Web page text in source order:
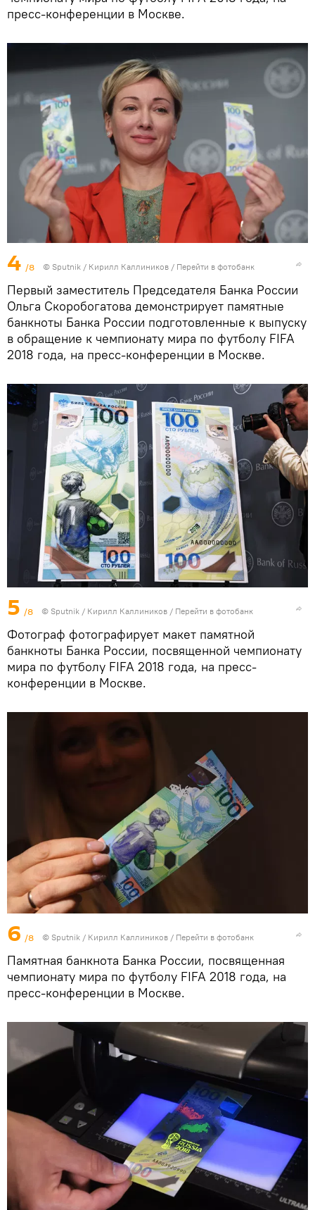
пресс-конференции в Москве.
4 /8 © Sputnik / Кирилл Каллиников / Перейти в фотобанк
Первый заместитель Председателя Банка России
Ольга Скоробогатова демонстрирует памятные
банкноты Банка России подготовленные к выпуску
в обращение к чемпионату мира по футболу FIFA
2018 года, на пресс-конференции в Москве.
5 /8 © Sputnik / Кирилл Каллиников / Перейти в фотобанк
Фотограф фотографирует макет памятной
банкноты Банка России, посвященной чемпионату
мира по футболу FIFA 2018 года, на пресс-
конференции в Москве.
6 /8 © Sputnik / Кирилл Каллиников / Перейти в фотобанк
Памятная банкнота Банка России, посвященная
чемпионату мира по футболу FIFA 2018 года, на
пресс-конференции в Москве.